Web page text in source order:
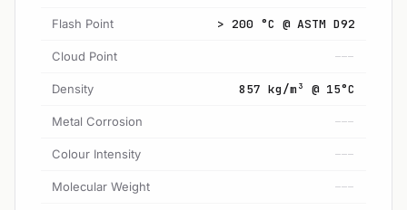
Flash Point > 200 °C @ ASTM D92
Cloud Point ---
Density 857 kg/m³ @ 15°C
Metal Corrosion ---
Colour Intensity ---
Molecular Weight ---